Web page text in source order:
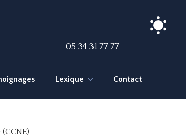
05 34 31 77 77
Lexique Contact